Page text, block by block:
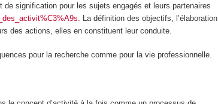
signification pour les sujets engagés et leurs partenaires
. La définition des objectifs, l’élaboration
des actions, elles en constituent leur conduite.
pour la recherche comme pour la vie professionnelle.